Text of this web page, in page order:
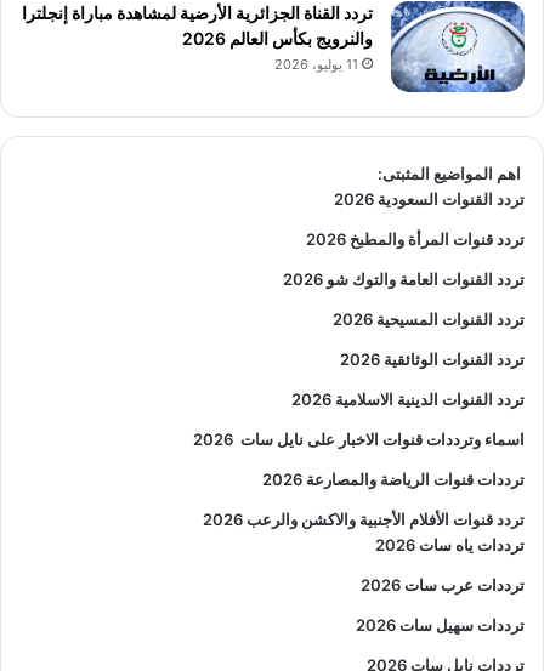
تردد القناة الجزائرية الأرضية لمشاهدة مباراة إنجلترا
والنرويج بكأس العالم 2026
11 يوليو، 2026
اهم المواضيع المثبتى:
تردد القنوات السعودية 2026
تردد قنوات المرأة والمطبخ 2026
تردد القنوات العامة والتوك شو 2026
تردد القنوات المسيحية 2026
تردد القنوات الوثائقية 2026
تردد القنوات الدينية الاسلامية 2026
اسماء وترددات قنوات الاخبار على نايل سات 2026
ترددات قنوات الرياضة والمصارعة 2026
تردد قنوات الأفلام الأجنبية والاكشن والرعب2026
ترددات ياه سات 2026
ترددات عرب سات 2026
ترددات سهيل سات 2026
ترددات نايل سات 2026